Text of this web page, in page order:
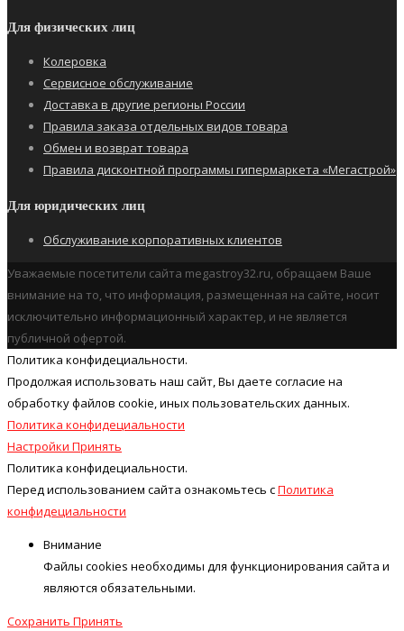
Для физических лиц
Колеровка
Сервисное обслуживание
Доставка в другие регионы России
Правила заказа отдельных видов товара
Обмен и возврат товара
Правила дисконтной программы гипермаркета «Мегастрой»
Для юридических лиц
Обслуживание корпоративных клиентов
Уважаемые посетители сайта megastroy32.ru, обращаем Ваше
внимание на то, что информация, размещенная на сайте, носит
исключительно информационный характер, и не является
публичной офертой.
Политика конфидециальности.
Продолжая использовать наш cайт, Вы даете согласие на
обработку файлов cookie, иных пользовательских данных.
Политика конфидециальности
Настройки Принять
Политика конфидециальности.
Перед использованием сайта ознакомьтесь сПолитика
конфидециальности
Внимание
Файлы cookies необходимы для функционирования сайта и
являются обязательными.
Сохранить Принять